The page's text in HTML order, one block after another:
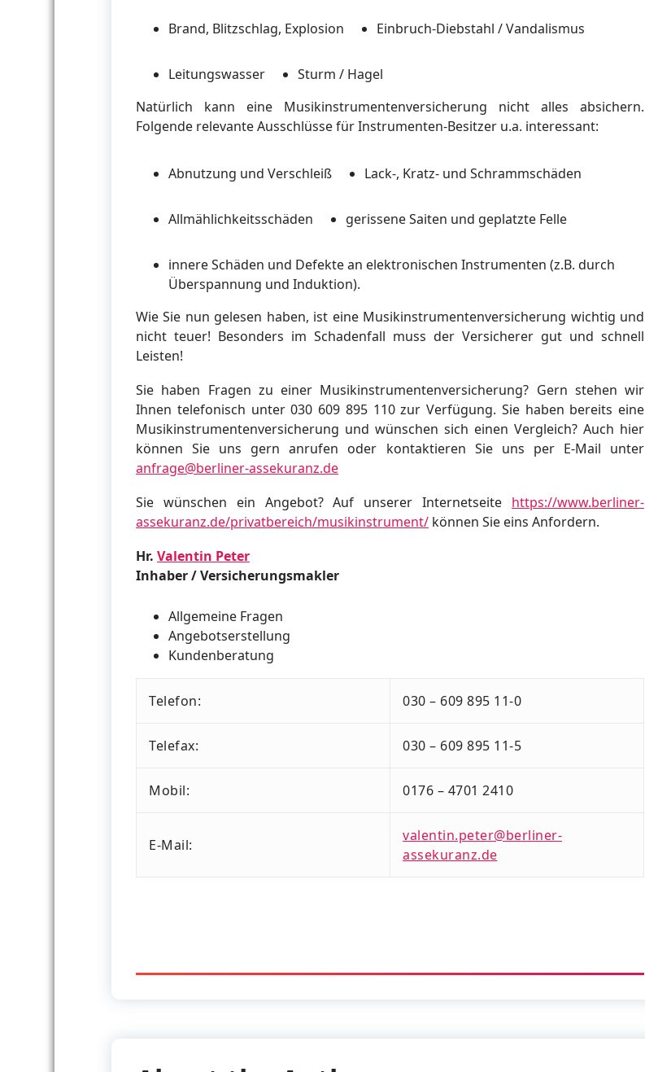
Brand, Blitzschlag, Explosion Einbruch-Diebstahl / Vandalismus
Leitungswasser
Sturm / Hagel
Natürlich kann eine Musikinstrumentenversicherung nicht alles absichern.
Folgende relevante Ausschlüsse für Instrumenten-Besitzer u.a. interessant:
Abnutzung und Verschleiß Lack-, Kratz- und Schrammschäden
Allmählichkeitsschäden gerissene Saiten und geplatzte Felle
innere Schäden und Defekte an elektronischen Instrumenten (z.B. durch
Überspannung und Induktion).
Wie Sie nun gelesen haben, ist eine Musikinstrumentenversicherung wichtig und
nicht teuer! Besonders im Schadenfall muss der Versicherer gut und schnell
Leisten!
Sie haben Fragen zu einer Musikinstrumentenversicherung? Gern stehen wir
Ihnen telefonisch unter 030 609 895 110 zur Verfügung. Sie haben bereits eine
Musikinstrumentenversicherung und wünschen sich einen Vergleich? Auch hier
können Sie uns gern anrufen oder kontaktieren Sie uns per E-Mail unter
anfrage@berliner-assekuranz.de
Sie wünschen ein Angebot? Auf unserer Internetseite https://www.berliner-
assekuranz.de/privatbereich/musikinstrument/ können Sie eins Anfordern.
Hr. Valentin Peter
Inhaber / Versicherungsmakler
Allgemeine Fragen
Angebotserstellung
Kundenberatung
Telefon: 030 – 609 895 11-0
Telefax: 030 – 609 895 11-5
Mobil: 0176 – 4701 2410
E-Mail:
valentin.peter@berliner-
assekuranz.de